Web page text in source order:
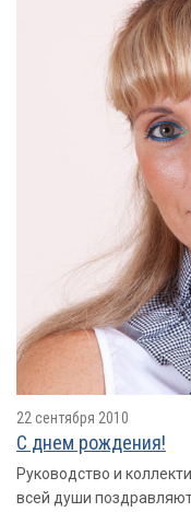
22 сентября 2010
С днем рождения!
Руководство и
всей души